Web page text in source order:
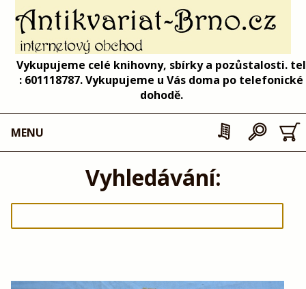
Vykupujeme celé knihovny, sbírky a pozůstalosti. tel
: 601118787. Vykupujeme u Vás doma po telefonické
dohodě.
MENU
Vyhledávání: